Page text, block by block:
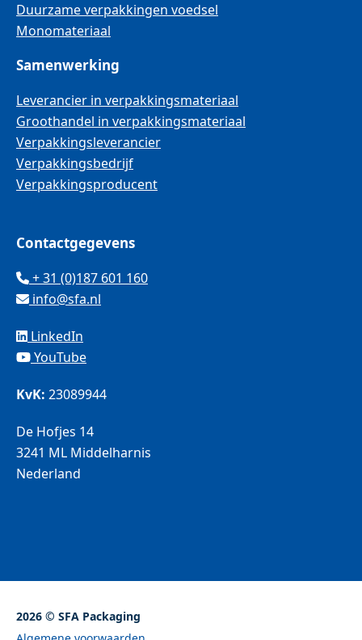
Duurzame verpakkingen voedsel
Monomateriaal
Samenwerking
Leverancier in verpakkingsmateriaal
Groothandel in verpakkingsmateriaal
Verpakkingsleverancier
Verpakkingsbedrijf
Verpakkingsproducent
Contactgegevens
+ 31 (0)187 601 160
info@sfa.nl
LinkedIn
YouTube
KvK: 23089944
De Hofjes 14
3241 ML Middelharnis
Nederland
2026 © SFA Packaging